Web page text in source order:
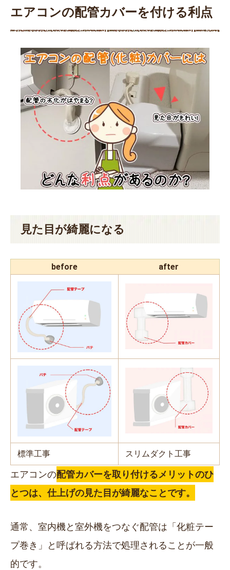
エアコンの配管カバーを付ける利点
見た目が綺麗になる
before after
標準工事 スリムダクト工事
エアコンの配管カバーを取り付けるメリットのひ
とつは、仕上げの見た目が綺麗なことです。
通常、室内機と室外機をつなぐ配管は「化粧テー
プ巻き」と呼ばれる方法で処理されることが一般
的です。